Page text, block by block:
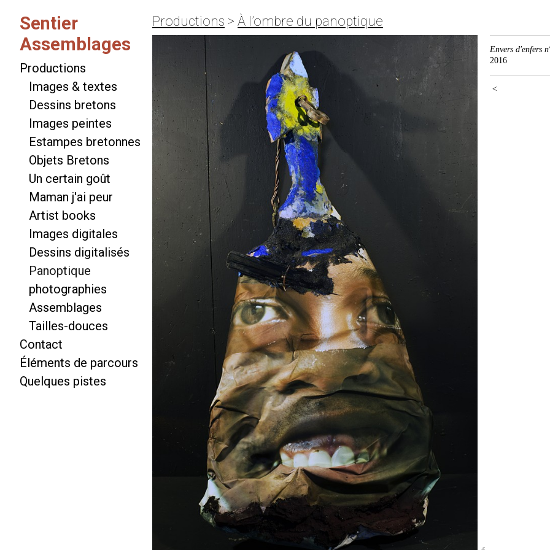
Sentier
Assemblages
Productions
Images & textes
Dessins bretons
Images peintes
Estampes bretonnes
Objets Bretons
Un certain goût
Maman j'ai peur
Artist books
Images digitales
Dessins digitalisés
Panoptique
photographies
Assemblages
Tailles-douces
Contact
Éléments de parcours
Quelques pistes
Productions > À l’ombre du panoptique
Envers d'enfers
2016
<